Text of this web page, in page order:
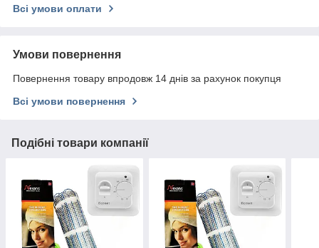
Всі умови оплати
Умови повернення
Повернення товару впродовж 14 днів за рахунок покупця
Всі умови повернення
Подібні товари компанії